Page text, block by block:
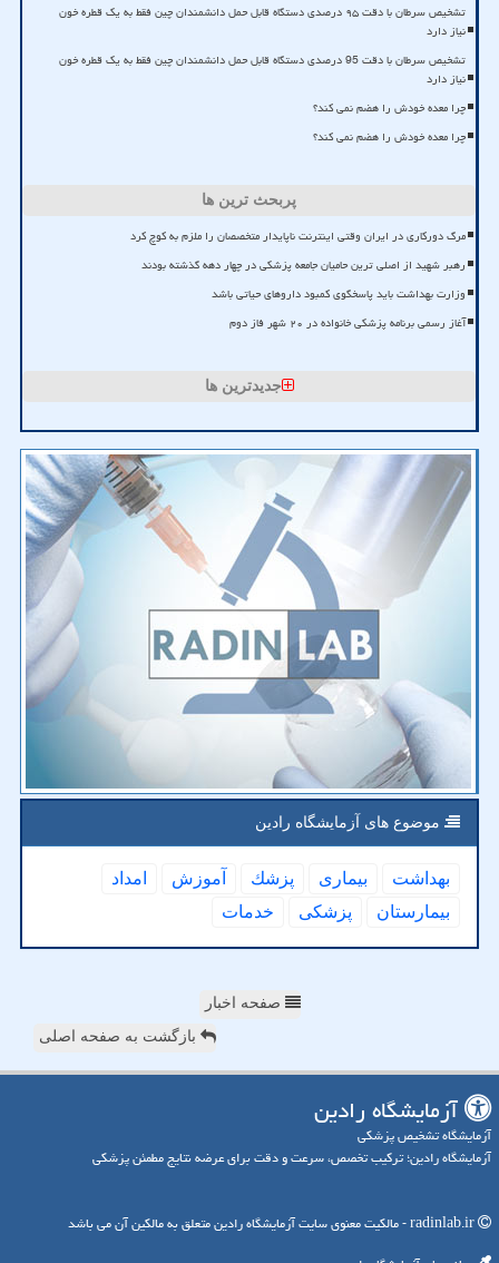
تشخیص سرطان با دقت ۹۵ درصدی دستگاه قابل حمل دانشمندان چین فقط به یک قطره خون
نیاز دارد
تشخیص سرطان با دقت 95 درصدی دستگاه قابل حمل دانشمندان چین فقط به یک قطره خون
نیاز دارد
چرا معده خودش را هضم نمی کند؟
چرا معده خودش را هضم نمی کند؟
پربحث ترین ها
مرگ دورکاری در ایران وقتی اینترنت ناپایدار متخصصان را ملزم به کوچ کرد
رهبر شهید از اصلی ترین حامیان جامعه پزشکی در چهار دهه گذشته بودند
وزارت بهداشت باید پاسخگوی کمبود داروهای حیاتی باشد
آغاز رسمی برنامه پزشکی خانواده در ۲۰ شهر فاز دوم
جدیدترین ها
موضوع های آزمایشگاه رادین
بهداشت بیماری پزشك آموزش
امداد
بیمارستان
پزشكی خدمات
صفحه اخبار
بازگشت به صفحه اصلی
آزمایشگاه رادین
آزمایشگاه تشخیص پزشکی
آزمایشگاه رادین؛ ترکیب تخصص، سرعت و دقت برای عرضه نتایج مطمئن پزشکی